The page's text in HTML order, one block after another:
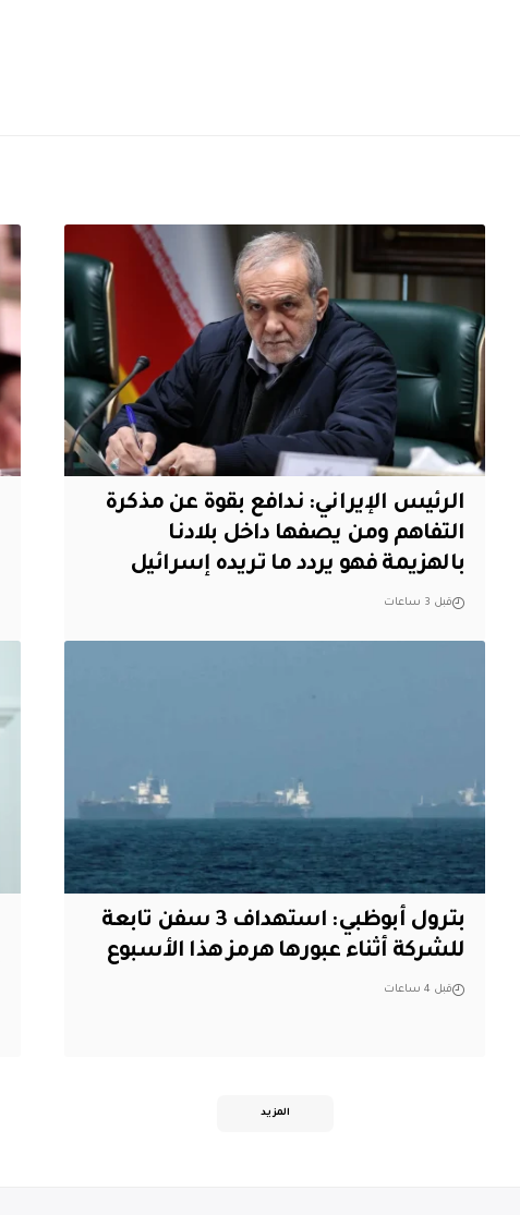
الرئيس الإيراني: ندافع بقوة عن مذكرة
التفاهم ومن يصفها داخل بلادنا
بالهزيمة فهو يردد ما تريده إسرائيل
قبل 3 ساعات
بترول أبوظبي: استهداف 3 سفن تابعة
للشركة أثناء عبورها هرمز هذا الأسبوع
قبل 4 ساعات
المزيد